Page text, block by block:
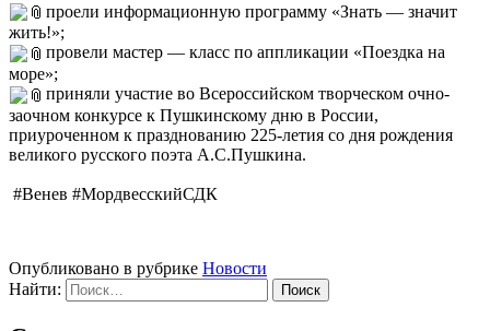
проели информационную программу «Знать — значит
жить!»;
провели мастер — класс по аппликации «Поездка на
море»;
приняли участие во Всероссийском творческом очно-
заочном конкурсе к Пушкинскому дню в России,
приуроченном к празднованию 225-летия со дня рождения
великого русского поэта А.С.Пушкина.
#Венев #МордвесскийСДК
Опубликовано в рубрике Новости
Найти: